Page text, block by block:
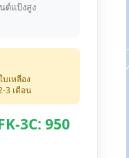
ต์แป้งสูง
เหลือง
3 เดือน
3C: 950